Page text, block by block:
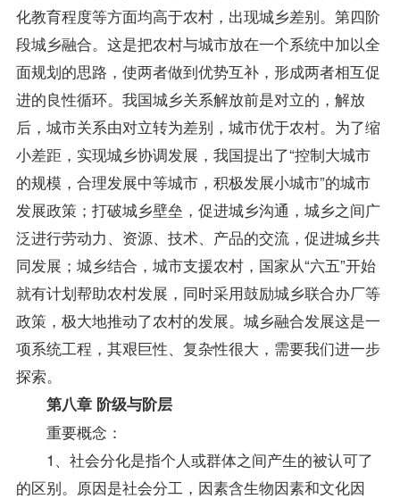
化教育程度等方面均高于农村，出现城乡差别。第四阶
段城乡融合。这是把农村与城市放在一个系统中加以全
面规划的思路，使两者做到优势互补，形成两者相互促
进的良性循环。我国城乡关系解放前是对立的，解放
后，城市关系由对立转为差别，城市优于农村。为了缩
小差距，实现城乡协调发展，我国提出了“控制大城市
的规模，合理发展中等城市，积极发展小城市”的城市
发展政策 ；打破城乡壁垒，促进城乡沟通，城乡之间广
泛进行劳动力、资源、技术、产品的交流，促进城乡共
同发展；城乡结合，城市支援农村，国家从“六五”开始
就有计划帮助农村发展，同时采用鼓励城乡联合办厂等
政策，极大地推动了农村的发展。城乡融合发展这是一
项系统工程，其艰巨性、复杂性很大，需要我们进一步
探索。
第八章 阶级与阶层
重要概念：
1、社会分化是指个人或群体之间产生的被认可了
的区别。原因是社会分工，因素含生物因素和文化因